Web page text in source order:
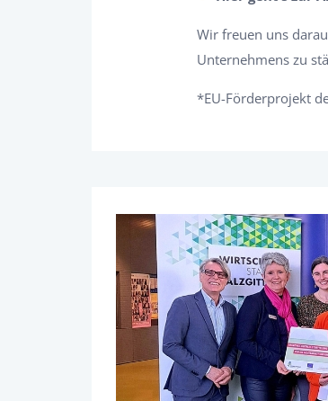
Wir freuen uns
Unternehmens zu
*EU-Förderprojekt